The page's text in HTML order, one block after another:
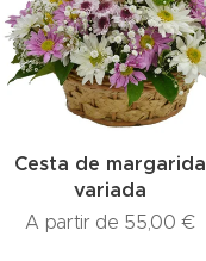
Cesta de margarida
variada
A partir de 55,00 €